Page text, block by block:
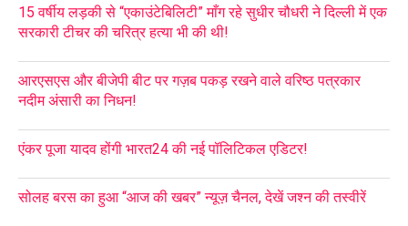
15 वर्षीय लड़की से “एकाउंटेबिलिटी” माँग रहे सुधीर चौधरी ने दिल्ली में एक
सरकारी टीचर की चरित्र हत्या भी की थी!
आरएसएस और बीजेपी बीट पर गज़ब पकड़ रखने वाले वरिष्ठ पत्रकार
नदीम अंसारी का निधन!
एंकर पूजा यादव होंगी भारत24 की नई पॉलिटिकल एडिटर!
सोलह बरस का हुआ “आज की खबर” न्यूज़ चैनल, देखें जश्न की तस्वीरें